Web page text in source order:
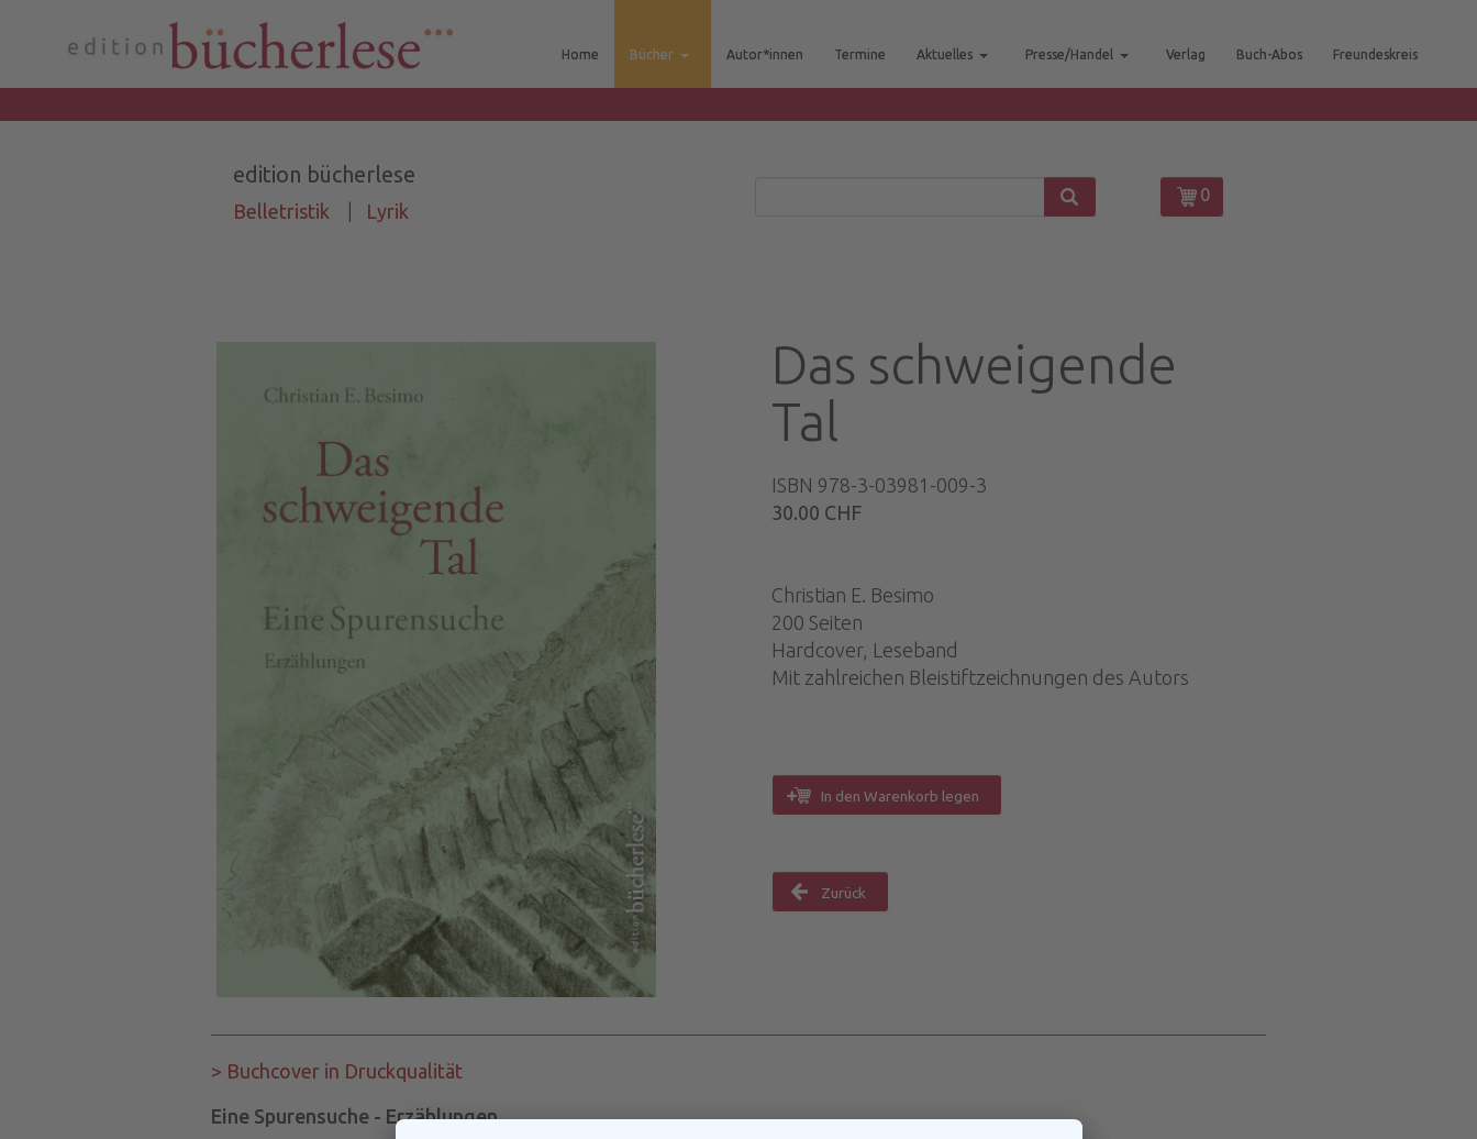
Home Bücher Autor*innen Termine Aktuelles Presse/Handel Verlag Buch-Abos Freundeskreis
edition bücherlese
Belletristik Lyrik
0
Das schweigende
Tal
ISBN 978-3-03981-009-3
30.00 CHF
Christian E. Besimo
200 Seiten
Hardcover, Leseband
Mit zahlreichen Bleistiftzeichnungen des Autors
In den Warenkorb legen
Zurück
> Buchcover in Druckqualität
Eine Spurensuche - Erzählungen